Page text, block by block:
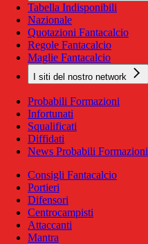
Tabella Indisponibili
Nazionale
Quotazioni Fantacalcio
Regole Fantacalcio
Maglie Fantacalcio
I siti del nostro network
Probabili Formazioni
Infortunati
Squalificati
Diffidati
News Probabili Formazioni
Consigli Fantacalcio
Portieri
Difensori
Centrocampisti
Attaccanti
Mantra